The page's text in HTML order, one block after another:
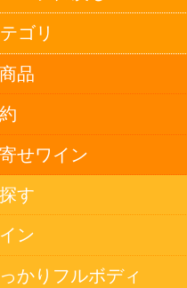
20歳未満の方への酒類のご注文
せん。
取に来られた方が20歳未満の場
渡しをお断りしております。
スマートフォン｜
企業の実在証明と通信の暗号化
ートラストのサーバ証明書を導